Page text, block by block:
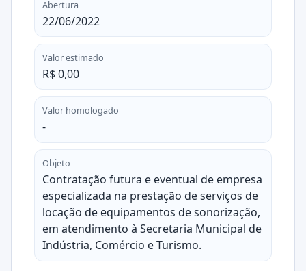
Abertura
22/06/2022
Valor estimado
R$ 0,00
Valor homologado
-
Objeto
Contratação futura e eventual de empresa
especializada na prestação de serviços de
locação de equipamentos de sonorização,
em atendimento à Secretaria Municipal de
Indústria, Comércio e Turismo.